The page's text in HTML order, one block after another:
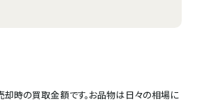
却時の買取金額です。お品物は日々の相場に